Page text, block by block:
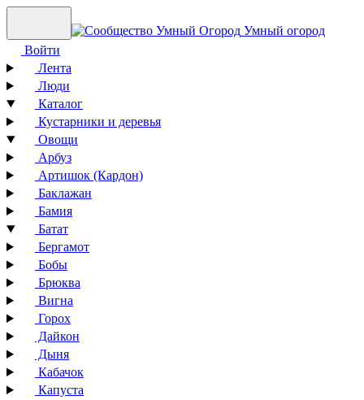
Умный огород
Войти
Лента
Люди
Каталог
Кустарники и деревья
Овощи
Арбуз
Артишок (Кардон)
Баклажан
Бамия
Батат
Бергамот
Бобы
Брюква
Вигна
Горох
Дайкон
Дыня
Кабачок
Капуста